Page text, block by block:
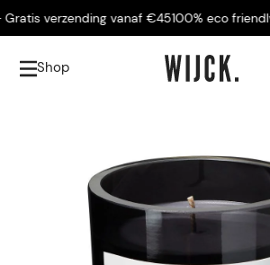
verzending vanaf €45100% eco friendly -
Shop